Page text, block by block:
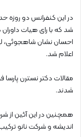
شد که با رای هیات
احسان نشان شاهجوئی،
اعلام شد.
مقالات دکتر نسترن
شدند.
همچنین در این آئین از
اندیشه و شرکت نانو